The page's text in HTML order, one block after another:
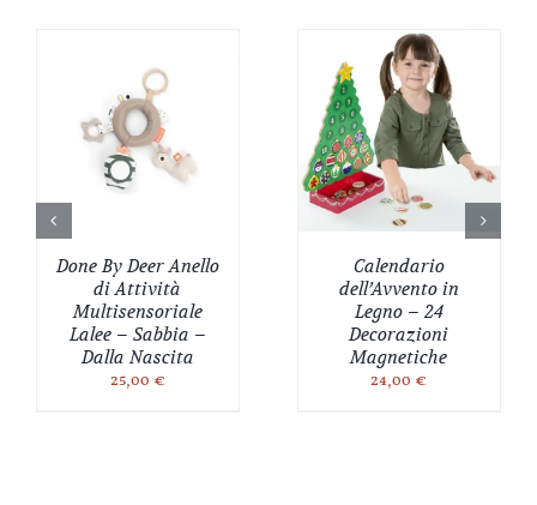
Done By Deer Anello
di Attività
Multisensoriale
Lalee – Sabbia –
Dalla Nascita
25,00 €
Calendario
dell’Avvento in
Legno – 24
Decorazioni
Magnetiche
24,00 €